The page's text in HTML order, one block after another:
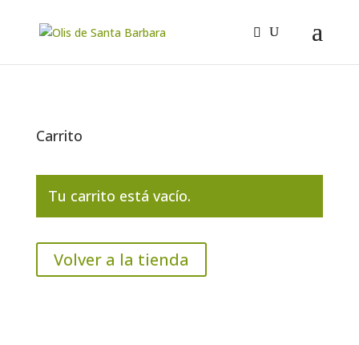
Carrito
Tu carrito está vacío.
Volver a la tienda